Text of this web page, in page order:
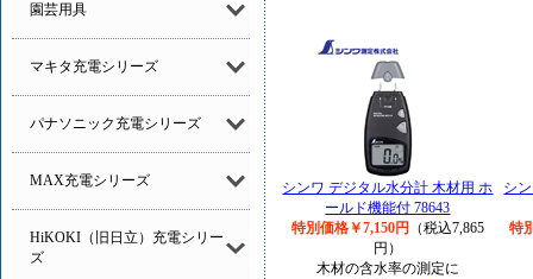
園芸用具
マキタ充電シリーズ
パナソニック充電シリーズ
MAX充電シリーズ
HiKOKI（旧日立）充電シリー
ズ
シンワ デジタル水分計 木材用 ホ
ールド機能付 78643
特別価格￥7,150円
（税込7,865
円）
木材の含水率の測定に
シ
特